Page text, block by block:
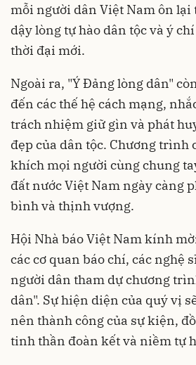
mỗi người dân Việt Nam ôn
dậy lòng tự hào dân tộc và ý
thời đại mới.
Ngoài ra, "Ý Đảng lòng dân"
đến các thế hệ cách mạng,
trách nhiệm giữ gìn và phát
đẹp của dân tộc. Chương trình
khích mọi người cùng chung
đất nước Việt Nam ngày càng
bình và thịnh vượng.
Hội Nhà báo Việt Nam kính
các cơ quan báo chí, các nghệ
người dân tham dự chương
dân". Sự hiện diện của quý vị
nên thành công của sự kiện,
tinh thần đoàn kết và niềm tự